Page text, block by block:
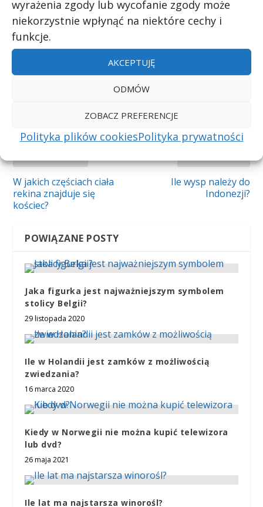
wyrażenia zgody lub wycofanie zgody może
niekorzystnie wpłynąć na niektóre cechy i
funkcje.
AKCEPTUJĘ
ODMÓW
ZOBACZ PREFERENCJE
Polityka plików cookiesPolityka prywatności
UDZIAŁ:
W jakich częściach ciała
rekina znajduje się
kościec?
Ile wysp należy do
Indonezji?
POWIĄZANE POSTY
Jaka figurka jest najważniejszym symbolem
stolicy Belgii?
29 listopada 2020
Ile w Holandii jest zamków z możliwością
zwiedzania?
16 marca 2020
Kiedy w Norwegii nie można kupić telewizora
lub dvd?
26 maja 2021
Ile lat ma najstarsza winorośl?